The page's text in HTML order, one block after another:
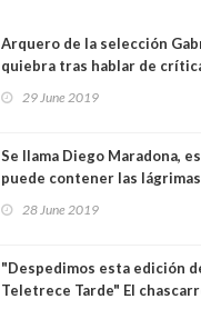
Arquero de la selección
quiebra tras hablar de
29 June 2019
Se llama Diego Maradona,
puede contener las
28 June 2019
"Despedimos esta edición
Teletrece Tarde" El